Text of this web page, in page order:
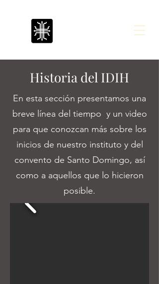
Historia del IDIH
En esta sección presentamos una
breve línea del tiempo y un video
para que conozcan más sobre los
inicios de nuestro instituto y del
convento de Santo Domingo, así
como a aquellos que lo hicieron
posible.